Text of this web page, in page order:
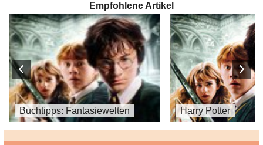
Empfohlene Artikel
Buchtipps: Fantasiewelten Harry Potter